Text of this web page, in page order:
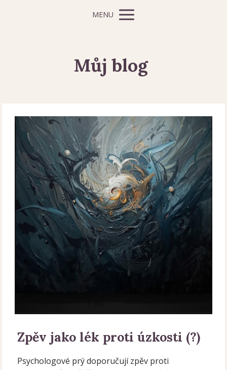
MENU
Můj blog
Zpěv jako lék proti úzkosti (?)
Psychologové prý doporučují zpěv proti